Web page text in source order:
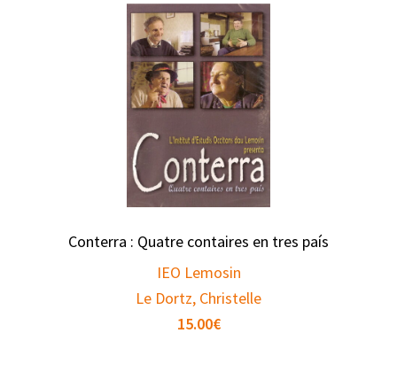
Conterra : Quatre contaires en tres país
IEO Lemosin
Le Dortz, Christelle
15.00€